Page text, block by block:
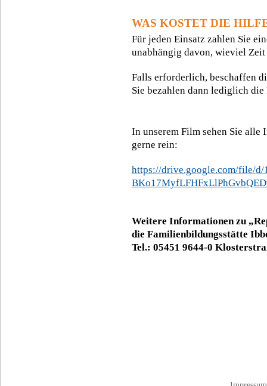
WAS KOSTET DIE
Für jeden Einsatz zahlen Sie
unabhängig davon, wieviel
Falls erforderlich, beschaffen
Sie bezahlen dann lediglich
In unserem Film sehen Sie alle
gerne rein:
https://drive.google.com/file/d/
Weitere Informationen zu
die Familienbildungsstätte
Tel.: 05451 9644-0